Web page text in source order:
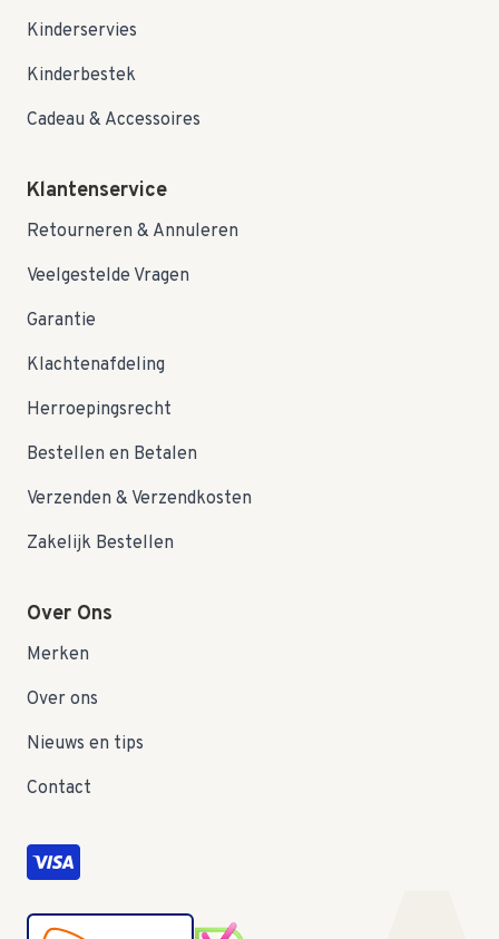
Kinderservies
Kinderbestek
Cadeau & Accessoires
Klantenservice
Retourneren & Annuleren
Veelgestelde Vragen
Garantie
Klachtenafdeling
Herroepingsrecht
Bestellen en Betalen
Verzenden & Verzendkosten
Zakelijk Bestellen
Over Ons
Merken
Over ons
Nieuws en tips
Contact